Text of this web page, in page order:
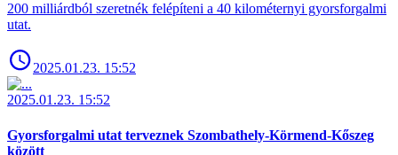
200 milliárdból szeretnék felépíteni a 40 kilométernyi gyorsforgalmi
utat.
2025.01.23. 15:52
2025.01.23. 15:52
Gyorsforgalmi utat terveznek Szombathely-Körmend-Kőszeg
között